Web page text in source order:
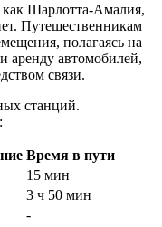
Шарлотта-Амалия,
Путешественникам
полагаясь на
аренду автомобилей,
связи.
станций.
Время в пути
15 мин
3 ч 50 мин
-